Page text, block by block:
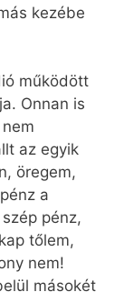
kezébe
működött
Onnan is
az egyik
öregem,
a
pénz,
tőlem,
nem!
másokét